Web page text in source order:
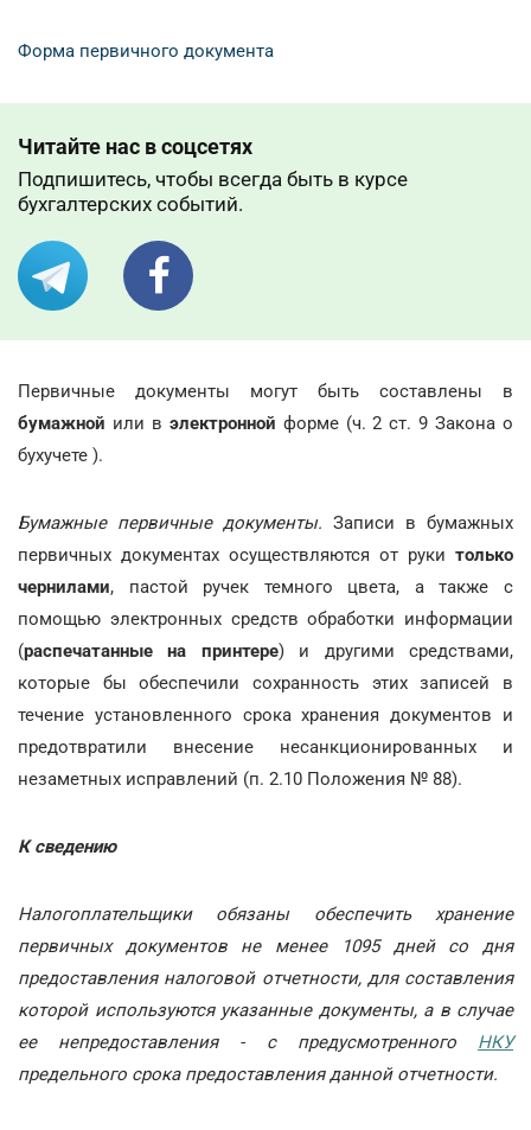
Форма первичного документа
Читайте нас в соцсетях
Подпишитесь, чтобы всегда быть в курсе
бухгалтерских событий.
Первичные документы могут быть составлены в
бумажной или в электронной форме (ч. 2 ст. 9 Закона о
бухучете ).
Бумажные первичные документы. Записи в бумажных
первичных документах осуществляются от руки только
чернилами, пастой ручек темного цвета, а также с
помощью электронных средств обработки информации
(распечатанные на принтере) и другими средствами,
которые бы обеспечили сохранность этих записей в
течение установленного срока хранения документов и
предотвратили внесение несанкционированных и
незаметных исправлений (п. 2.10 Положения № 88).
К сведению
Налогоплательщики обязаны обеспечить хранение
первичных документов не менее 1095 дней со дня
предоставления налоговой отчетности, для составления
которой используются указанные документы, а в случае
ее непредоставления - с предусмотренного НКУ
предельного срока предоставления данной отчетности.